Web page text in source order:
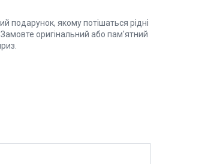
подарунок, якому потішаться рідні
Замовте оригінальний або пам'ятний